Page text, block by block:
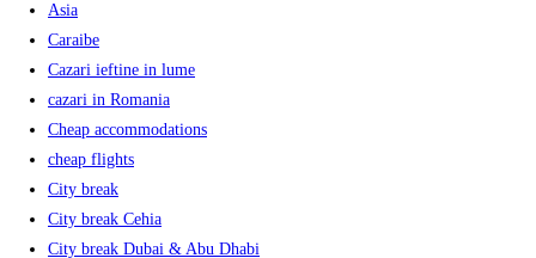
Asia
Caraibe
Cazari ieftine in lume
cazari in Romania
Cheap accommodations
cheap flights
City break
City break Cehia
City break Dubai & Abu Dhabi